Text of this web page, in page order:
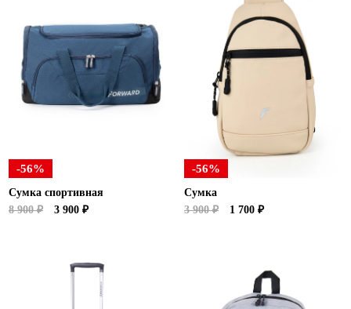
-56%
Сумка спортивная
8 900 ₽
3 900 ₽
-56%
Сумка
3 900 ₽
1 700 ₽